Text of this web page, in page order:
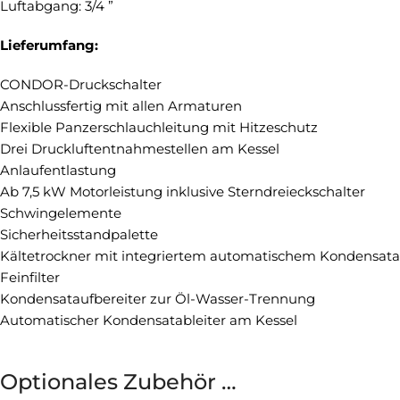
Luftabgang: 3/4 ”
Lieferumfang:
CONDOR-Druckschalter
Anschlussfertig mit allen Armaturen
Flexible Panzerschlauchleitung mit Hitzeschutz
Drei Druckluftentnahmestellen am Kessel
Anlaufentlastung
Ab 7,5 kW Motorleistung inklusive Sterndreieckschalter
Schwingelemente
Sicherheitsstandpalette
Kältetrockner mit integriertem automatischem
Feinfilter
Kondensataufbereiter zur Öl-Wasser-Trennung
Automatischer Kondensatableiter am Kessel
Optionales Zubehör …